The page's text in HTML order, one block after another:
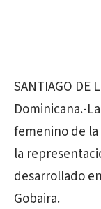
SANTIAGO DE
Dominicana.-
femenino de
la
desarrollado
Gobaira.